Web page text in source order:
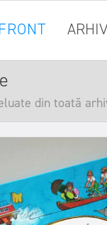
FRONT
din toată